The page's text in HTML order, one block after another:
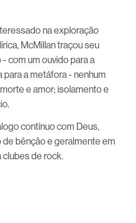
na exploração
McMillan traçou seu
com um ouvido para a
a metáfora - nenhum
e amor; isolamento e
contínuo com Deus,
bênção e geralmente em
clubes de rock.